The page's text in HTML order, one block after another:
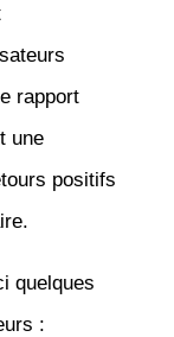
rapport
une
positifs
quelques
: